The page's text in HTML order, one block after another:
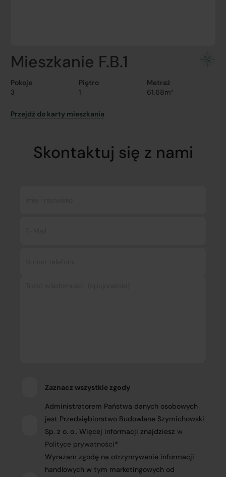
Mieszkanie F.B.1
Pokoje
3
Piętro
1
Metraż
61.68m²
Przejdź do karty mieszkania
Skontaktuj się z nami
Zaznacz wszystkie zgody
Administratorem Państwa danych osobowych
jest Przedsiębiorstwo Budowlane Szymichowski
Sp. z o. o.. Więcej informacji znajdziesz w
Polityce prywatności*
Wyrażam zgodę na otrzymywanie informacji
handlowych w tym marketingowych od